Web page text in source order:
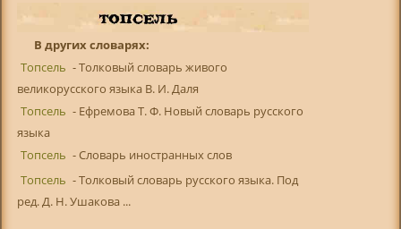
В других словарях:
Топсель - Толковый словарь живого
великорусского языка В. И. Даля
Топсель - Ефремова Т. Ф. Новый словарь русского
языка
Топсель - Словарь иностранных слов
Топсель - Толковый словарь русского языка. Под
ред. Д. Н. Ушакова ...